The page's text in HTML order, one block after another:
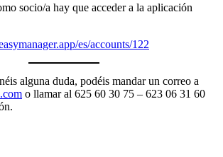
socio/a hay que acceder a la aplicación
es/accounts/122
alguna duda, podéis mandar un correo a
o llamar al 625 60 30 75 – 623 06 31 60